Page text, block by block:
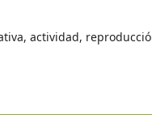
actividad,